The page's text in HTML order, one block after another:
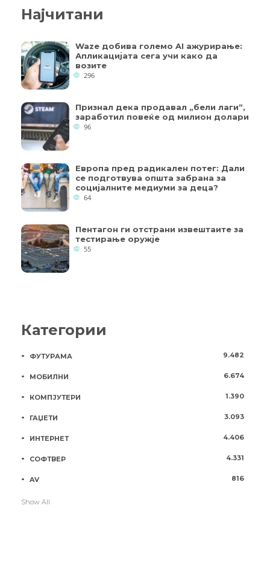
Најчитани
Waze добива големо AI ажурирање:
Апликацијата сега учи како да
возите
296
Признал дека продавал „бели лаги“,
заработил повеќе од милион долари
96
Европа пред радикален потег: Дали
се подготвува општа забрана за
социјалните медиуми за деца?
64
Пентагон ги отстрани извештаите за
тестирање оружје
55
Категории
ФУТУРАМА 9.482
МОБИЛНИ 6.674
КОМПЈУТЕРИ 1.390
ГАЏЕТИ 3.093
ИНТЕРНЕТ 4.406
СОФТВЕР 4.331
AV 816
Show All